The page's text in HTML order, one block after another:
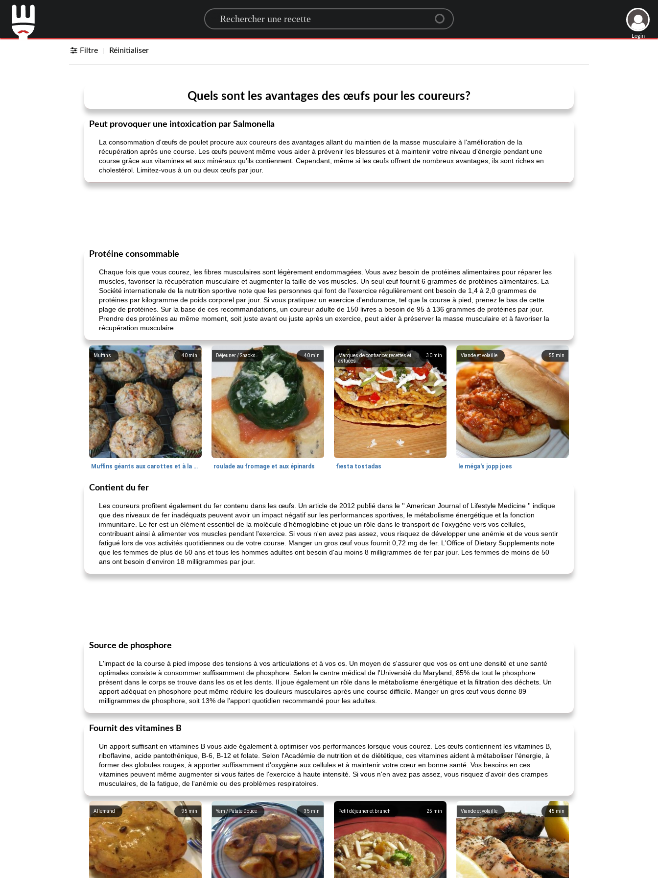
Search for a recipe
Login
Filtre Réinitialiser
Quels sont les avantages des œufs pour les coureurs?
Peut provoquer une intoxication par Salmonella
La consommation d'œufs de poulet procure aux coureurs des avantages allant du maintien de la masse musculaire à l'amélioration de la
récupération après une course. Les œufs peuvent même vous aider à prévenir les blessures et à maintenir votre niveau d'énergie pendant une
course grâce aux vitamines et aux minéraux qu'ils contiennent. Cependant, même si les œufs offrent de nombreux avantages, ils sont riches en
cholestérol. Limitez-vous à un ou deux œufs par jour.
Protéine consommable
Chaque fois que vous courez, les fibres musculaires sont légèrement endommagées. Vous avez besoin de protéines alimentaires pour réparer les
muscles, favoriser la récupération musculaire et augmenter la taille de vos muscles. Un seul œuf fournit 6 grammes de protéines alimentaires. La
Société internationale de la nutrition sportive note que les personnes qui font de l'exercice régulièrement ont besoin de 1,4 à 2,0 grammes de
protéines par kilogramme de poids corporel par jour. Si vous pratiquez un exercice d'endurance, tel que la course à pied, prenez le bas de cette
plage de protéines. Sur la base de ces recommandations, un coureur adulte de 150 livres a besoin de 95 à 136 grammes de protéines par jour.
Prendre des protéines au même moment, soit juste avant ou juste après un exercice, peut aider à préserver la masse musculaire et à favoriser la
récupération musculaire.
40 min
Muffins
Muffins géants aux carottes et à la banane de Nif
40 min
Déjeuner / Snacks
roulade au fromage et aux épinards
30 min
Marques de confiance: recettes et
astuces
fiesta tostadas
55 min
Viande et volaille
le méga's jopp joes
Contient du fer
Les coureurs profitent également du fer contenu dans les œufs. Un article de 2012 publié dans le '' American Journal of Lifestyle Medicine '' indique
que des niveaux de fer inadéquats peuvent avoir un impact négatif sur les performances sportives, le métabolisme énergétique et la fonction
immunitaire. Le fer est un élément essentiel de la molécule d'hémoglobine et joue un rôle dans le transport de l'oxygène vers vos cellules,
contribuant ainsi à alimenter vos muscles pendant l'exercice. Si vous n'en avez pas assez, vous risquez de développer une anémie et de vous sentir
fatigué lors de vos activités quotidiennes ou de votre course. Manger un gros œuf vous fournit 0,72 mg de fer. L'Office of Dietary Supplements note
que les femmes de plus de 50 ans et tous les hommes adultes ont besoin d'au moins 8 milligrammes de fer par jour. Les femmes de moins de 50
ans ont besoin d'environ 18 milligrammes par jour.
Source de phosphore
L'impact de la course à pied impose des tensions à vos articulations et à vos os. Un moyen de s'assurer que vos os ont une densité et une santé
optimales consiste à consommer suffisamment de phosphore. Selon le centre médical de l'Université du Maryland, 85% de tout le phosphore
présent dans le corps se trouve dans les os et les dents. Il joue également un rôle dans le métabolisme énergétique et la filtration des déchets. Un
apport adéquat en phosphore peut même réduire les douleurs musculaires après une course difficile. Manger un gros œuf vous donne 89
milligrammes de phosphore, soit 13% de l'apport quotidien recommandé pour les adultes.
Fournit des vitamines B
Un apport suffisant en vitamines B vous aide également à optimiser vos performances lorsque vous courez. Les œufs contiennent les vitamines B,
riboflavine, acide pantothénique, B-6, B-12 et folate. Selon l'Académie de nutrition et de diététique, ces vitamines aident à métaboliser l'énergie, à
former des globules rouges, à apporter suffisamment d'oxygène aux cellules et à maintenir votre cœur en bonne santé. Vos besoins en ces
vitamines peuvent même augmenter si vous faites de l'exercice à haute intensité. Si vous n'en avez pas assez, vous risquez d'avoir des crampes
musculaires, de la fatigue, de l'anémie ou des problèmes respiratoires.
95min
Allemand 35 min
Yam / Patate Douce 25 min
Petit déjeuner et brunch 45 min
Viande et volaille